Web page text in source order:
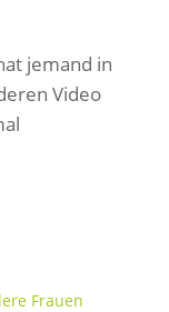
jemand in
Video
Frauen